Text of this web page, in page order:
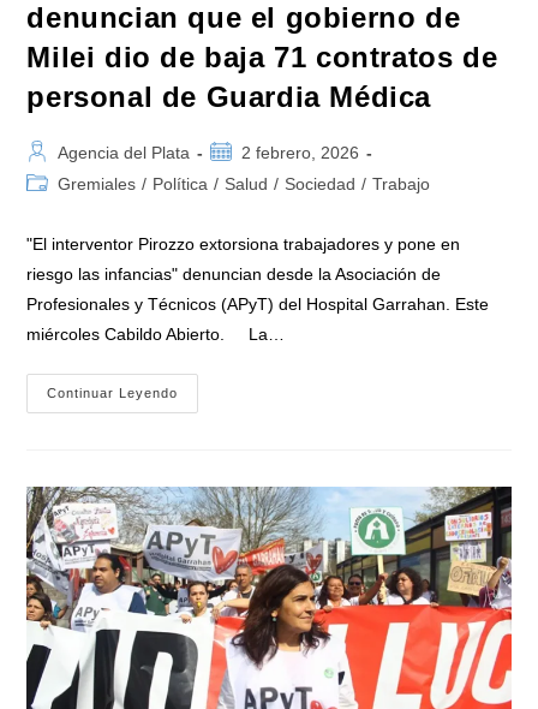
denuncian que el gobierno de
Milei dio de baja 71 contratos de
personal de Guardia Médica
Autor
de
Agencia del Plata
Publicación
de
2 febrero, 2026
Categoría
Gremiales / Política / Salud / Sociedad / Trabajo
"El interventor Pirozzo extorsiona trabajadores y pone en
riesgo las infancias" denuncian desde la Asociación de
Profesionales y Técnicos (APyT) del Hospital Garrahan. Este
miércoles Cabildo Abierto. La…
Continuar Leyendo
Del
Gobierno
De
Milei
Dio
De
Baja
71
Contratos
De
Personal
De
Guardia
Médica